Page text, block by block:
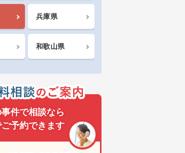
兵庫県
和歌山県
件で相談なら
予約できます